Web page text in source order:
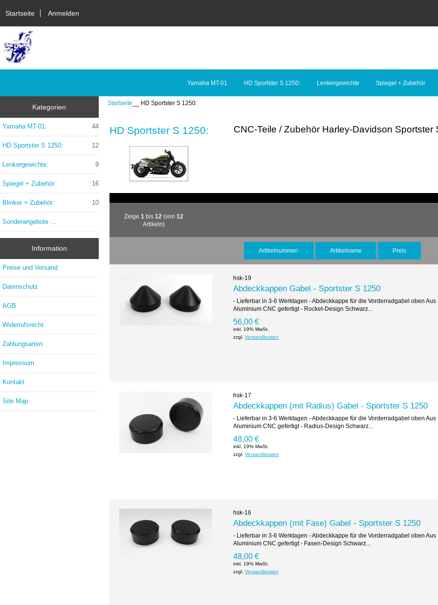
Startseite Anmelden
Yamaha MT-01 HD Sportster S 1250: Lenkergewichte Spiegel + Zubehör
Kategorien
Yamaha MT-01: 44
HD Sportster S 1250: 12
Lenkergewichte: 9
Spiegel + Zubehör: 16
Blinker + Zubehör: 10
Sonderangebote ...
Information
Preise und Versand
Datenschutz
AGB
Widerrufsrecht
Zahlungsarten
Impressum
Kontakt
Site Map
Startseite __ HD Sportster S 1250:
HD Sportster S 1250: CNC-Teile / Zubehör Harley-Davidson Sportster
Zeige 1 bis 12 (von 12
Artikeln)
Artikelnummer- Artikelname Preis
hsk-19
Abdeckkappen Gabel - Sportster S 1250
- Lieferbar in 3-6 Werktagen - Abdeckkappe für die Vorderradgabel oben Aus
Aluminium CNC gefertigt - Rocket-Design Schwarz...
56,00 €
inkl. 19% MwSt.
zzgl.Versandkosten
hsk-17
Abdeckkappen (mit Radius) Gabel - Sportster S 1250
- Lieferbar in 3-6 Werktagen - Abdeckkappe für die Vorderradgabel oben Aus
Aluminium CNC gefertigt - Radius-Design Schwarz...
48,00 €
inkl. 19% MwSt.
zzgl.Versandkosten
hsk-16
Abdeckkappen (mit Fase) Gabel - Sportster S 1250
- Lieferbar in 3-6 Werktagen - Abdeckkappe für die Vorderradgabel oben Aus
Aluminium CNC gefertigt - Fasen-Design Schwarz...
48,00 €
inkl. 19% MwSt.
zzgl.Versandkosten